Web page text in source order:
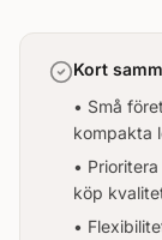
Kort
• Små
kompakta
•
köp
•